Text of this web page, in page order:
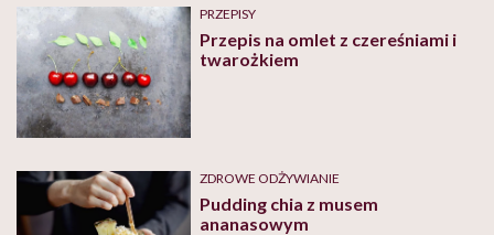
PRZEPISY
Przepis na omlet z czereśniami i
twarożkiem
ZDROWE ODŻYWIANIE
Pudding chia z musem
ananasowym